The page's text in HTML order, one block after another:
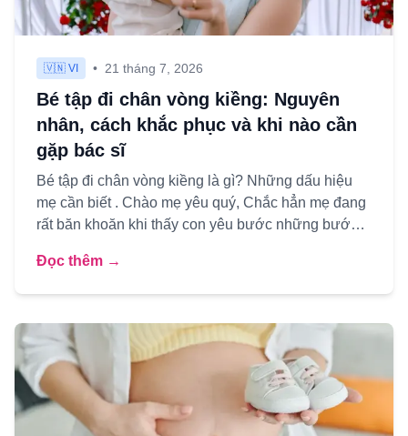
🇻🇳 VI • 21 tháng 7, 2026
Bé tập đi chân vòng kiềng: Nguyên
nhân, cách khắc phục và khi nào cần
gặp bác sĩ
Bé tập đi chân vòng kiềng là gì? Những dấu hiệu
mẹ cần biết . Chào mẹ yêu quý, Chắc hẳn mẹ đang
rất băn khoăn khi thấy con yêu bước những bước
Đọc thêm →